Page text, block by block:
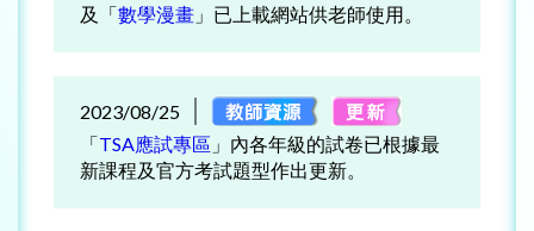
及「數學漫畫 」已上載網站供老師使用。
2023/08/25
「TSA應試專區 」內各年級的試卷已根據最
新課程及官方考試題型作出更新。